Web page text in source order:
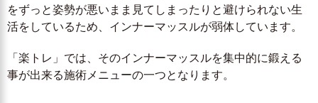
をずっと姿勢が悪いまま見てしまったりと避けられない生
活をしているため、インナーマッスルが弱体しています。
「楽トレ」では、そのインナーマッスルを集中的に鍛える
事が出来る施術メニューの一つとなります。